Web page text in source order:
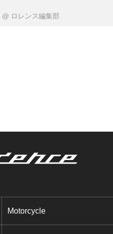
@ ロレンス編集部
Motorcycle